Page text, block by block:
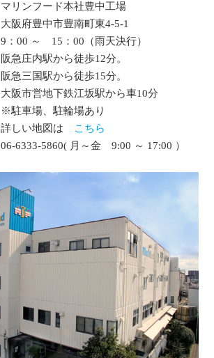
マリンフード本社豊中工場
大阪府豊中市豊南町東4-5-1
9：00 ～ 15：00（雨天決行）
阪急庄内駅から徒歩12分。
阪急三国駅から徒歩15分。
大阪市営地下鉄江坂駅から車10分
※駐車場、駐輪場あり
詳しい地図は
こちら
06-6333-5860( 月～金 9:00 ～ 17:00 ）